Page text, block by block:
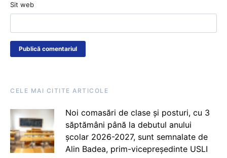
Sit web
CELE MAI CITITE ARTICOLE
Noi comasări de clase și posturi, cu 3
săptămâni până la debutul anului
școlar 2026-2027, sunt semnalate de
Alin Badea, prim-vicepreședinte USLI